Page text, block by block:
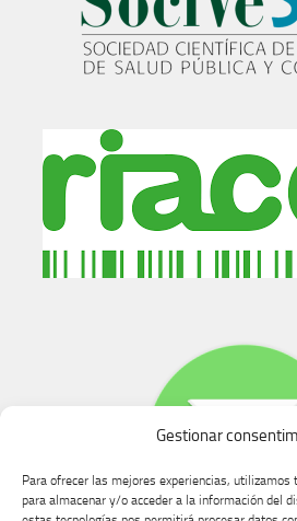
Gestionar
Para ofrecer las mejores experiencias, utilizamos
para almacenar y/o acceder a la información del